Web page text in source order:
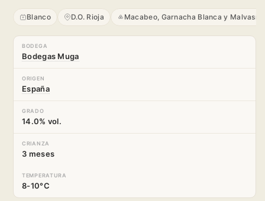
Blanco D.O. Rioja Macabeo, Garnacha Blanca y Malvasía
BODEGA
Bodegas Muga
ORIGEN
España
GRADO
14.0% vol.
CRIANZA
3 meses
TEMPERATURA
8-10°C